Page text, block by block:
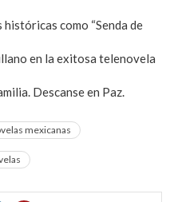
como “Senda de
en la exitosa telenovela
Descanse en Paz.
mexicanas